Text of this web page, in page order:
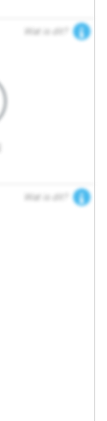
Wat is dit?
Wat is dit?